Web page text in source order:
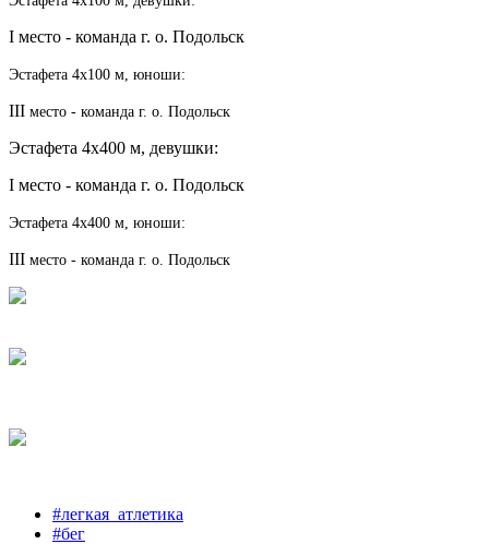
I место - команда г. о. Подольск
Эстафета 4х100 м, юноши:
III место - команда г. о. Подольск
Эстафета 4х400 м, девушки:
I место - команда г. о. Подольск
Эстафета 4х400 м, юноши:
III место - команда г. о. Подольск
#легкая_атлетика
#бег